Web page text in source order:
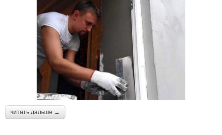
читать дальше →